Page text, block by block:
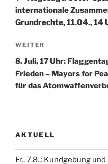
internationale
Grundrechte, 11.04., 14
Nächster
Beitrag
WEITER
8. Juli, 17 Uhr:
Frieden – Mayors for
für das
AKTUELL
Fr., 7.8.,: Kundgebung